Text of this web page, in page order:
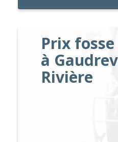
Prix
à
Rivière